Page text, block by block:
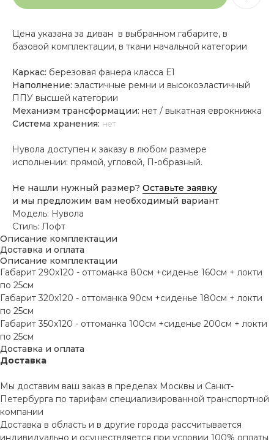
Цена указана за диван в выбранном габарите, в
базовой комплектации, в ткани начальной категории
Каркас: березовая фанера класса Е1
Наполнение: эластичные ремни и высокоэластичный
ППУ высшей категории
Механизм трансформации: нет / выкатная еврокнижка
Система хранения: нет
Нувола доступен к заказу в любом размере
исполнении: прямой, угловой, П-образный.
Не нашли нужный размер? Оставьте заявку
и мы предложим вам необходимый вариант
Модель: Нувола
Стиль: Лофт
Описание комплектации
Доставка и оплата
Описание комплектации
Габарит 290х120 - оттоманка 80см +сиденье 160см + локти
по 25см
Габарит 320х120 - оттоманка 90см +сиденье 180см + локти
по 25см
Габарит 350х120 - оттоманка 100см +сиденье 200см + локти
по 25см
Доставка и оплата
Доставка
Мы доставим ваш заказ в пределах Москвы и Санкт-
Петербурга по тарифам специализированной транспортной
компании
Доставка в область и в другие города рассчитывается
индивидуально и осуществляется при условии 100% оплаты